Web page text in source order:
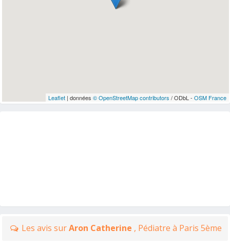
Leaflet| données © OpenStreetMap contributors / ODbL - OSM France
Les avis surAron Catherine , Pédiatre à Paris 5ème